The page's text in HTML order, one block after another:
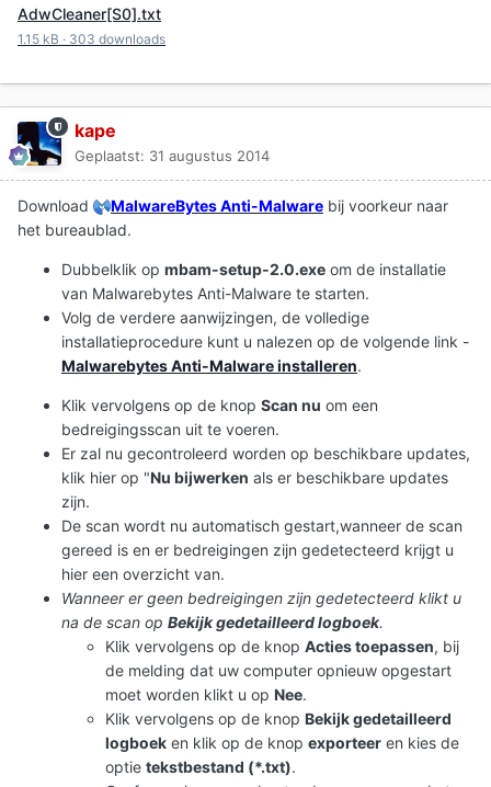
AdwCleaner[S0].txt
1.15 kB · 303 downloads
kape
Geplaatst: 31 augustus 2014
Download MalwareBytes Anti-Malware bij voorkeur naar
het bureaublad.
Dubbelklik op mbam-setup-2.0.exe om de installatie
van Malwarebytes Anti-Malware te starten.
Volg de verdere aanwijzingen, de volledige
installatieprocedure kunt u nalezen op de volgende link -
Malwarebytes Anti-Malware installeren.
Klik vervolgens op de knop Scan nu om een
bedreigingsscan uit te voeren.
Er zal nu gecontroleerd worden op beschikbare updates,
klik hier op "Nu bijwerken als er beschikbare updates
zijn.
De scan wordt nu automatisch gestart,wanneer de scan
gereed is en er bedreigingen zijn gedetecteerd krijgt u
hier een overzicht van.
Wanneer er geen bedreigingen zijn gedetecteerd klikt u
na de scan op Bekijk gedetailleerd logboek.
Klik vervolgens op de knop Acties toepassen, bij
de melding dat uw computer opnieuw opgestart
moet worden klikt u op Nee.
Klik vervolgens op de knop Bekijk gedetailleerd
logboek en klik op de knop exporteer en kies de
optie tekstbestand (*.txt).